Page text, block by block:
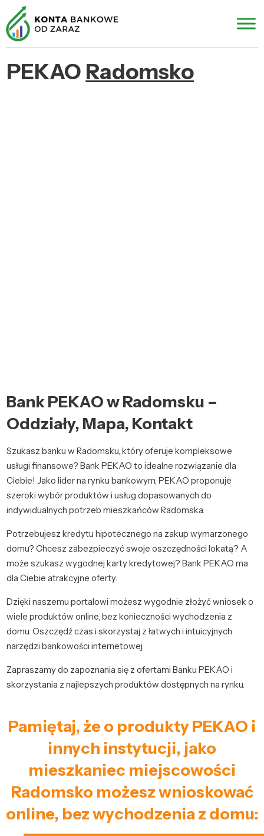
PEKAO Radomsko
Bank PEKAO w Radomsku –
Oddziały, Mapa, Kontakt
Szukasz banku w Radomsku, który oferuje kompleksowe
usługi finansowe? Bank PEKAO to idealne rozwiązanie dla
Ciebie! Jako lider na rynku bankowym, PEKAO proponuje
szeroki wybór produktów i usług dopasowanych do
indywidualnych potrzeb mieszkańców Radomska.
Potrzebujesz kredytu hipotecznego na zakup wymarzonego
domu? Chcesz zabezpieczyć swoje oszczędności lokatą? A
może szukasz wygodnej karty kredytowej? Bank PEKAO ma
dla Ciebie atrakcyjne oferty.
Dzięki naszemu portalowi możesz wygodnie złożyć wniosek o
wiele produktów online, bez konieczności wychodzenia z
domu. Oszczędź czas i skorzystaj z łatwych i intuicyjnych
narzędzi bankowości internetowej.
Zapraszamy do zapoznania się z ofertami Banku PEKAO i
skorzystania z najlepszych produktów dostępnych na rynku.
Pamiętaj, że o produkty PEKAO i
innych instytucji, jako
mieszkaniec miejscowości
Radomsko możesz wnioskować
online, bez wychodzenia z domu: